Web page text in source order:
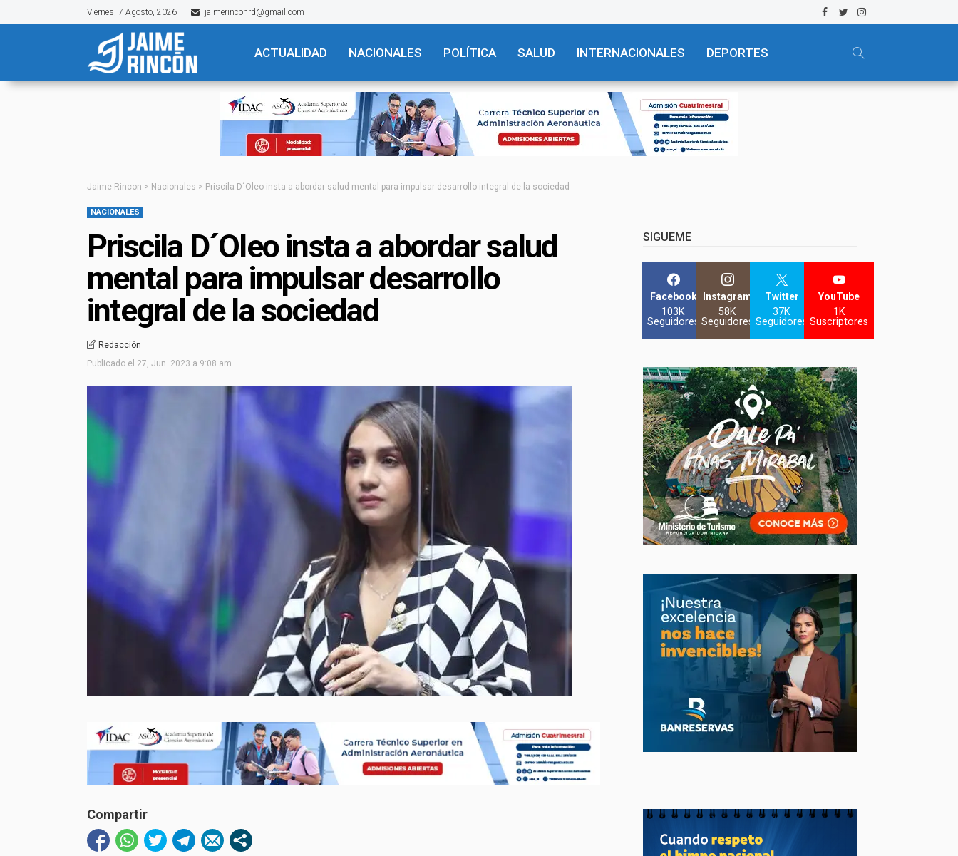
Viernes, 7 Agosto, 2026 jaimerinconrd@gmail.com
ACTUALIDAD NACIONALES POLÍTICA SALUD INTERNACIONALES DEPORTES
Jaime Rincon > Nacionales > Priscila D´Oleo insta a abordar salud mental para impulsar desarrollo integral de la sociedad
NACIONALES
Priscila D´Oleo insta a abordar salud
mental para impulsar desarrollo
integral de la sociedad
Redacción
Publicado el 27, Jun. 2023 a 9:08 am
Compartir
SIGUEME
Facebook
103K
Seguidores
Instagram
58K
Seguidores
Twitter
37K
Seguidores
YouTube
1K
Suscriptores